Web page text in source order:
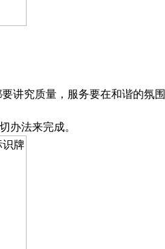
讲究质量，服务要在和谐的氛围
办法来完成。